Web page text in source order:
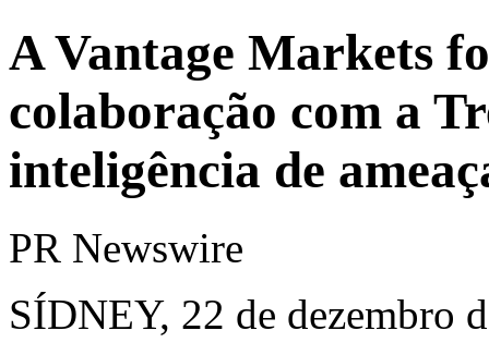
A Vantage Markets
colaboração com a
inteligência de
PR Newswire
SÍDNEY, 22 de dezembro